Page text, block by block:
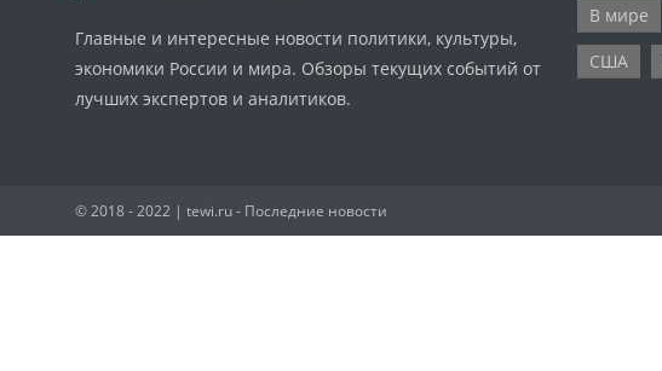
Главные и интересные новости политики, культуры,
экономики России и мира. Обзоры текущих событий от
лучших экспертов и аналитиков.
В мире
США
© 2018 - 2022 | tewi.ru - Последние новости